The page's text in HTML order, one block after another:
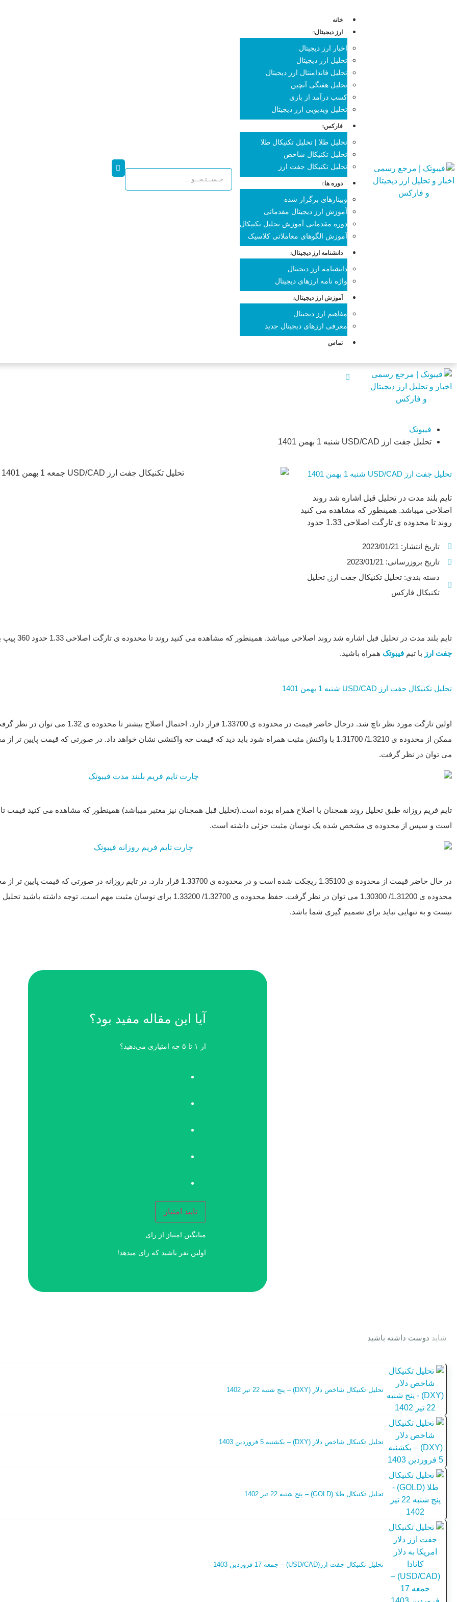
خانه
ارز دیجیتال
اخبار ارز دیجیتال
تحلیل ارز دیجیتال
تحلیل فاندامنتال ارز دیجیتال
تحلیل هفتگی آنچین
کسب درآمد از بازی
تحلیل ویدیویی ارز دیجیتال
فارکس
تحلیل طلا | تحلیل تکنیکال طلا
تحلیل تکنیکال شاخص
تحلیل تکنیکال جفت ارز
دوره ها
وبینارهای برگزار شده
آموزش ارز دیجیتال مقدماتی
دوره مقدماتی آموزش تحلیل تکنیکال
آموزش الگوهای معاملاتی کلاسیک
دانشنامه ارز دیجیتال
دانشنامه ارز دیجیتال
واژه نامه ارزهای دیجیتال
آموزش ارز دیجیتال
مفاهیم ارز دیجیتال
معرفی ارزهای دیجیتال جدید
تماس
فیبوتک
تحلیل جفت ارز USD/CAD شنبه 1 بهمن 1401
تحلیل جفت ارز USD/CAD شنبه 1 بهمن 1401
تایم بلند مدت در تحلیل قبل اشاره شد روند
اصلاحی میباشد. همینطور که مشاهده می کنید
روند تا محدوده ی تارگت اصلاحی 1.33 حدود
تحلیل تکنیکال جفت ارز با تیم فیبوتک همراه
باشید. ...
تاریخ انتشار: 2023/01/21
تاریخ بروزرسانی: 2023/01/21
دسته بندی: تحلیل تکنیکال جفت ارز , تحلیل
تکنیکال فارکس
تایم بلند مدت در تحلیل قبل اشاره شد روند اصلاحی میباشد. همینطور که مشاهده می کنید روند تا محدوده ی تارگت اصلاحی 1.33 حدود 360 پیپ با اصلاح همراه بوده است. در ادامه
جفت ارز با تیم فیبوتک همراه باشید.
تحلیل تکنیکال جفت ارز USD/CAD شنبه 1 بهمن 1401
اولین تارگت مورد نظر تاچ شد. درحال حاضر قیمت در
می توان در نظر گرفت.
تایم فریم روزانه طبق تحلیل روند همچنان با اصلاح همراه بوده است.(تحلیل قبل همچنان نیز معتبر میباشد) همینطور که مشاهده می کنید
است و سپس از محدوده ی مشخص شده یک نوسان مثبت جزئی داشته است.
محدوده ی 1.31200/ 1.30300 می توان در نظر گرفت. حفظ محدوده ی 1.32700/ 1.33200 برای
نیست و به تنهایی نباید برای تصمیم گیری شما باشد.
آیا این مقاله مفید بود؟
از ۱ تا ۵ چه امتیازی می‌دهید؟
تایید امتیاز
میانگین امتیاز از رای
اولین نفر باشید که رای میدهد!
شاید دوست داشته باشید
تحلیل تکنیکال شاخص دلار (DXY) – پنج شنبه 22 تیر 1402
تحلیل تکنیکال شاخص دلار (DXY) – یکشنبه 5 فروردین 1403
تحلیل تکنیکال طلا (GOLD) – پنج شنبه 22 تیر 1402
تحلیل تکنیکال جفت ارز(USD/CAD) – جمعه 17 فروردین 1403